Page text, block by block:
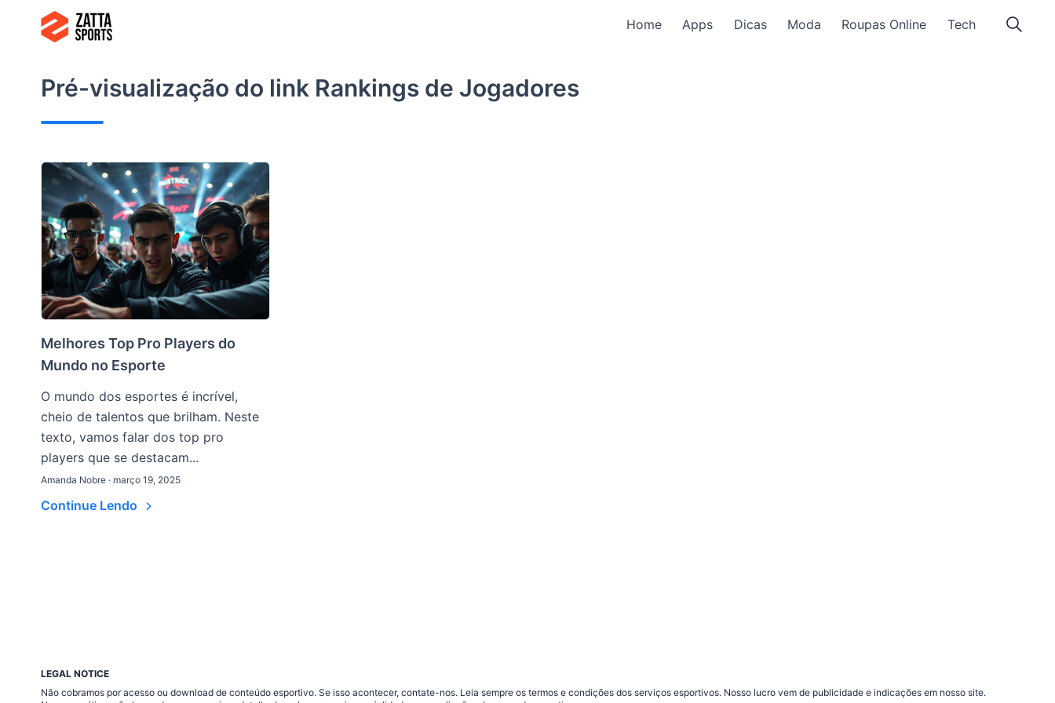
conteúdo
Home Apps Dicas Moda Roupas Online Tech
Pré-visualização do link Rankings de Jogadores
Melhores Top Pro Players do
Mundo no Esporte
O mundo dos esportes é incrível,
cheio de talentos que brilham. Neste
texto, vamos falar dos top pro
players que se destacam...
Amanda Nobre · março 19, 2025
Continue Lendo
LEGAL NOTICE
Não cobramos por acesso ou download de conteúdo esportivo. Se isso acontecer, contate-nos. Leia sempre os termos e condições dos serviços esportivos. Nosso lucro vem de publicidade e indicações em nosso site.